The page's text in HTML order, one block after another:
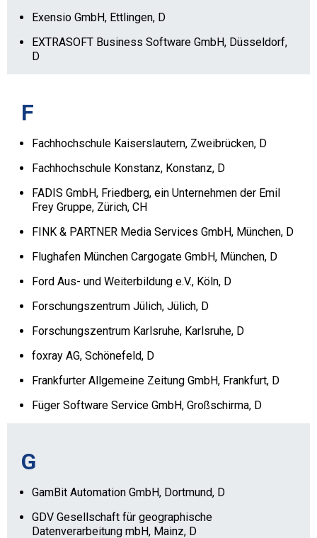
Exensio GmbH, Ettlingen, D
EXTRASOFT Business Software GmbH, Düsseldorf,
D
F
Fachhochschule Kaiserslautern, Zweibrücken, D
Fachhochschule Konstanz, Konstanz, D
FADIS GmbH, Friedberg, ein Unternehmen der Emil
Frey Gruppe, Zürich, CH
FINK & PARTNER Media Services GmbH, München, D
Flughafen München Cargogate GmbH, München, D
Ford Aus- und Weiterbildung e.V., Köln, D
Forschungszentrum Jülich, Jülich, D
Forschungszentrum Karlsruhe, Karlsruhe, D
foxray AG, Schönefeld, D
Frankfurter Allgemeine Zeitung GmbH, Frankfurt, D
Füger Software Service GmbH, Großschirma, D
G
GamBit Automation GmbH, Dortmund, D
GDV Gesellschaft für geographische
Datenverarbeitung mbH, Mainz, D